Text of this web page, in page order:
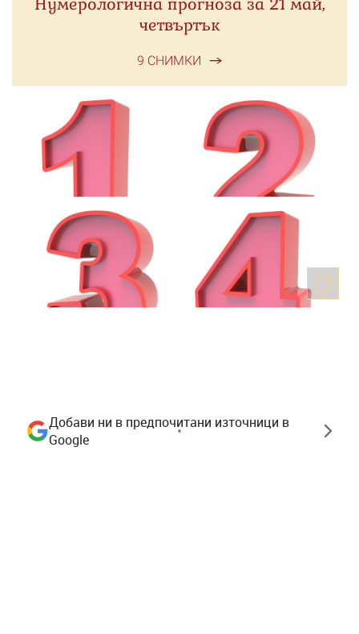
четвъртък
9 СНИМКИ
Добави ни в предпочитани източници в
Google